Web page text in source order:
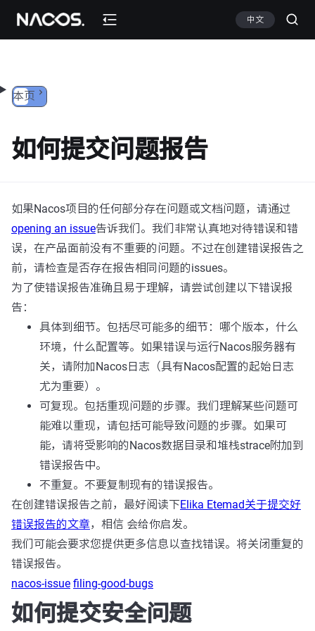
跳转到内容 中文
本页
如何提交问题报告
如果Nacos项目的任何部分存在问题或文档问题，请通过
opening an issue告诉我们。我们非常认真地对待错误和错
误，在产品面前没有不重要的问题。不过在创建错误报告之
前，请检查是否存在报告相同问题的issues。
为了使错误报告准确且易于理解，请尝试创建以下错误报
告：
具体到细节。包括尽可能多的细节：哪个版本，什么
环境，什么配置等。如果错误与运行Nacos服务器有
关，请附加Nacos日志（具有Nacos配置的起始日志
尤为重要）。
可复现。包括重现问题的步骤。我们理解某些问题可
能难以重现，请包括可能导致问题的步骤。如果可
能，请将受影响的Nacos数据目录和堆栈strace附加到
错误报告中。
不重复。不要复制现有的错误报告。
在创建错误报告之前，最好阅读下Elika Etemad关于提交好
错误报告的文章，相信 会给你启发。
我们可能会要求您提供更多信息以查找错误。将关闭重复的
错误报告。
nacos-issue filing-good-bugs
如何提交安全问题